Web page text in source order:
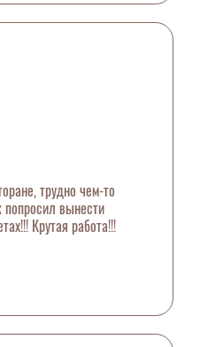
трудно чем-то
попросил вынести
Крутая работа!!!